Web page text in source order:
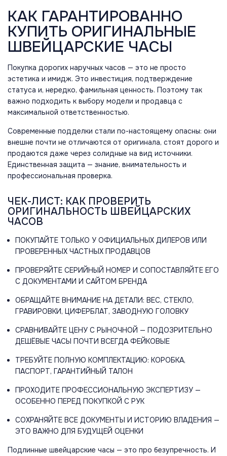
КАК ГАРАНТИРОВАННО
КУПИТЬ ОРИГИНАЛЬНЫЕ
ШВЕЙЦАРСКИЕ ЧАСЫ
Покупка дорогих наручных часов — это не просто
эстетика и имидж. Это инвестиция, подтверждение
статуса и, нередко, фамильная ценность. Поэтому так
важно подходить к выбору модели и продавца с
максимальной ответственностью.
Современные подделки стали по-настоящему опасны: они
внешне почти не отличаются от оригинала, стоят дорого и
продаются даже через солидные на вид источники.
Единственная защита — знание, внимательность и
профессиональная проверка.
ЧЕК-ЛИСТ: КАК ПРОВЕРИТЬ
ОРИГИНАЛЬНОСТЬ ШВЕЙЦАРСКИХ
ЧАСОВ
ПОКУПАЙТЕ ТОЛЬКО У ОФИЦИАЛЬНЫХ ДИЛЕРОВ ИЛИ
ПРОВЕРЕННЫХ ЧАСТНЫХ ПРОДАВЦОВ
ПРОВЕРЯЙТЕ СЕРИЙНЫЙ НОМЕР И СОПОСТАВЛЯЙТЕ ЕГО
С ДОКУМЕНТАМИ И САЙТОМ БРЕНДА
ОБРАЩАЙТЕ ВНИМАНИЕ НА ДЕТАЛИ: ВЕС, СТЕКЛО,
ГРАВИРОВКИ, ЦИФЕРБЛАТ, ЗАВОДНУЮ ГОЛОВКУ
СРАВНИВАЙТЕ ЦЕНУ С РЫНОЧНОЙ — ПОДОЗРИТЕЛЬНО
ДЕШЁВЫЕ ЧАСЫ ПОЧТИ ВСЕГДА ФЕЙКОВЫЕ
ТРЕБУЙТЕ ПОЛНУЮ КОМПЛЕКТАЦИЮ: КОРОБКА,
ПАСПОРТ, ГАРАНТИЙНЫЙ ТАЛОН
ПРОХОДИТЕ ПРОФЕССИОНАЛЬНУЮ ЭКСПЕРТИЗУ —
ОСОБЕННО ПЕРЕД ПОКУПКОЙ С РУК
СОХРАНЯЙТЕ ВСЕ ДОКУМЕНТЫ И ИСТОРИЮ ВЛАДЕНИЯ —
ЭТО ВАЖНО ДЛЯ БУДУЩЕЙ ОЦЕНКИ
Подлинные швейцарские часы — это про безупречность. И